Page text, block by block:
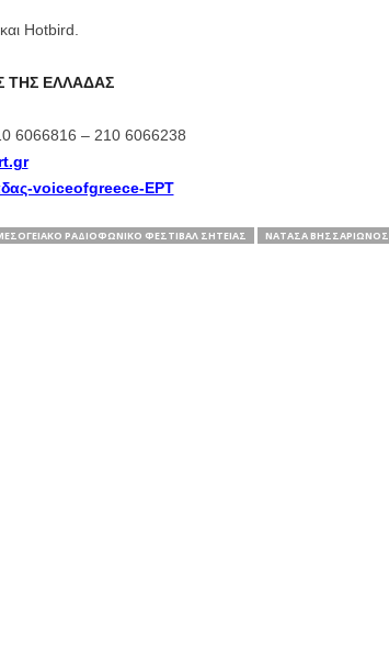
Hotbird.
ΤΗΣ ΕΛΛΑΔΑΣ
6066816 – 210 6066238
voiceofgreece-ΕΡΤ
ΡΑΔΙΟΦΩΝΙΚΌ ΦΕΣΤΙΒΆΛ ΣΗΤΕΊΑΣ ΝΑΤΆΣΑ ΒΗΣΣΑΡΊΩΝΟΣ